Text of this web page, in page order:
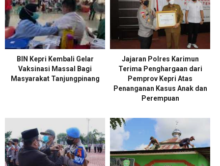
BIN Kepri Kembali Gelar
Vaksinasi Massal Bagi
Masyarakat Tanjungpinang
Jajaran Polres Karimun
Terima Penghargaan dari
Pemprov Kepri Atas
Penanganan Kasus Anak dan
Perempuan